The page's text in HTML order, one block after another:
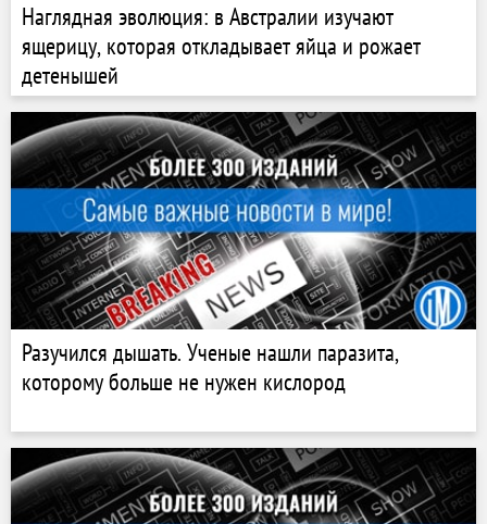
Наглядная эволюция: в Австралии изучают
ящерицу, которая откладывает яйца и рожает
детенышей
Разучился дышать. Ученые нашли паразита,
которому больше не нужен кислород